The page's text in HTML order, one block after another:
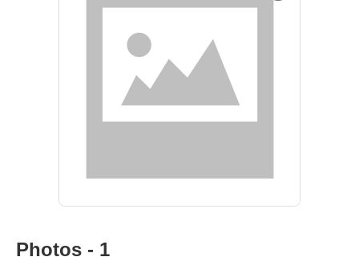
Photos - 1